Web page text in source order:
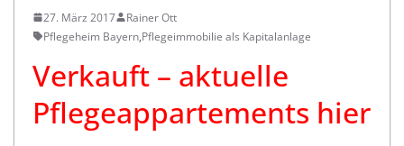
27. März 2017
Rainer Ott
Pflegeheim Bayern,Pflegeimmobilie als Kapitalanlage
Verkauft – aktuelle
Pflegeappartements hier